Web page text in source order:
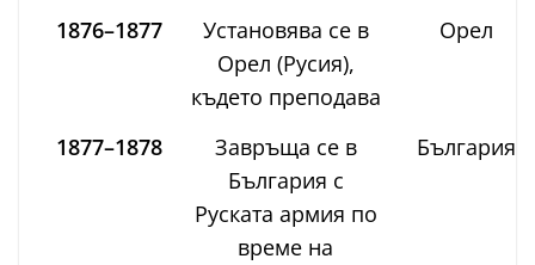
1876–1877
Установява се в
Орел (Русия),
където преподава
Орел
1877–1878
Завръща се в
България с
Руската армия по
време на
България